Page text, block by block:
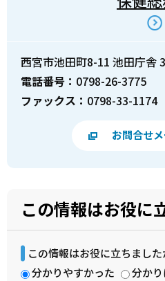
西宮市池田町8-11 池田庁舎
電話番号： 0798-26-3775
ファックス： 0798-33-1174
お問合せ
この情報はお役に
この情報はお役に立ちました
分かりやすかった
分か